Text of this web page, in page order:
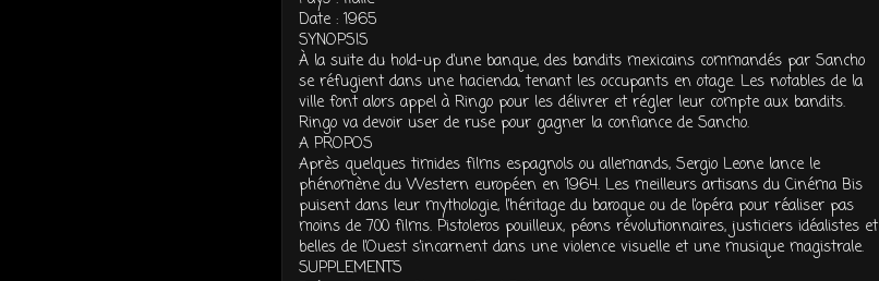
Date : 1965
SYNOPSIS
À la suite du hold-up d’une banque, des bandits mexicains commandés par Sancho
se réfugient dans une hacienda, tenant les occupants en otage. Les notables de la
ville font alors appel à Ringo pour les délivrer et régler leur compte aux bandits.
Ringo va devoir user de ruse pour gagner la confiance de Sancho.
A PROPOS
Après quelques timides films espagnols ou allemands, Sergio Leone lance le
phénomène du Western européen en 1964. Les meilleurs artisans du Cinéma Bis
puisent dans leur mythologie, l’héritage du baroque ou de l’opéra pour réaliser pas
moins de 700 films. Pistoleros pouilleux, péons révolutionnaires, justiciers idéalistes et
belles de l’Ouest s’incarnent dans une violence visuelle et une musique magistrale.
SUPPLEMENTS